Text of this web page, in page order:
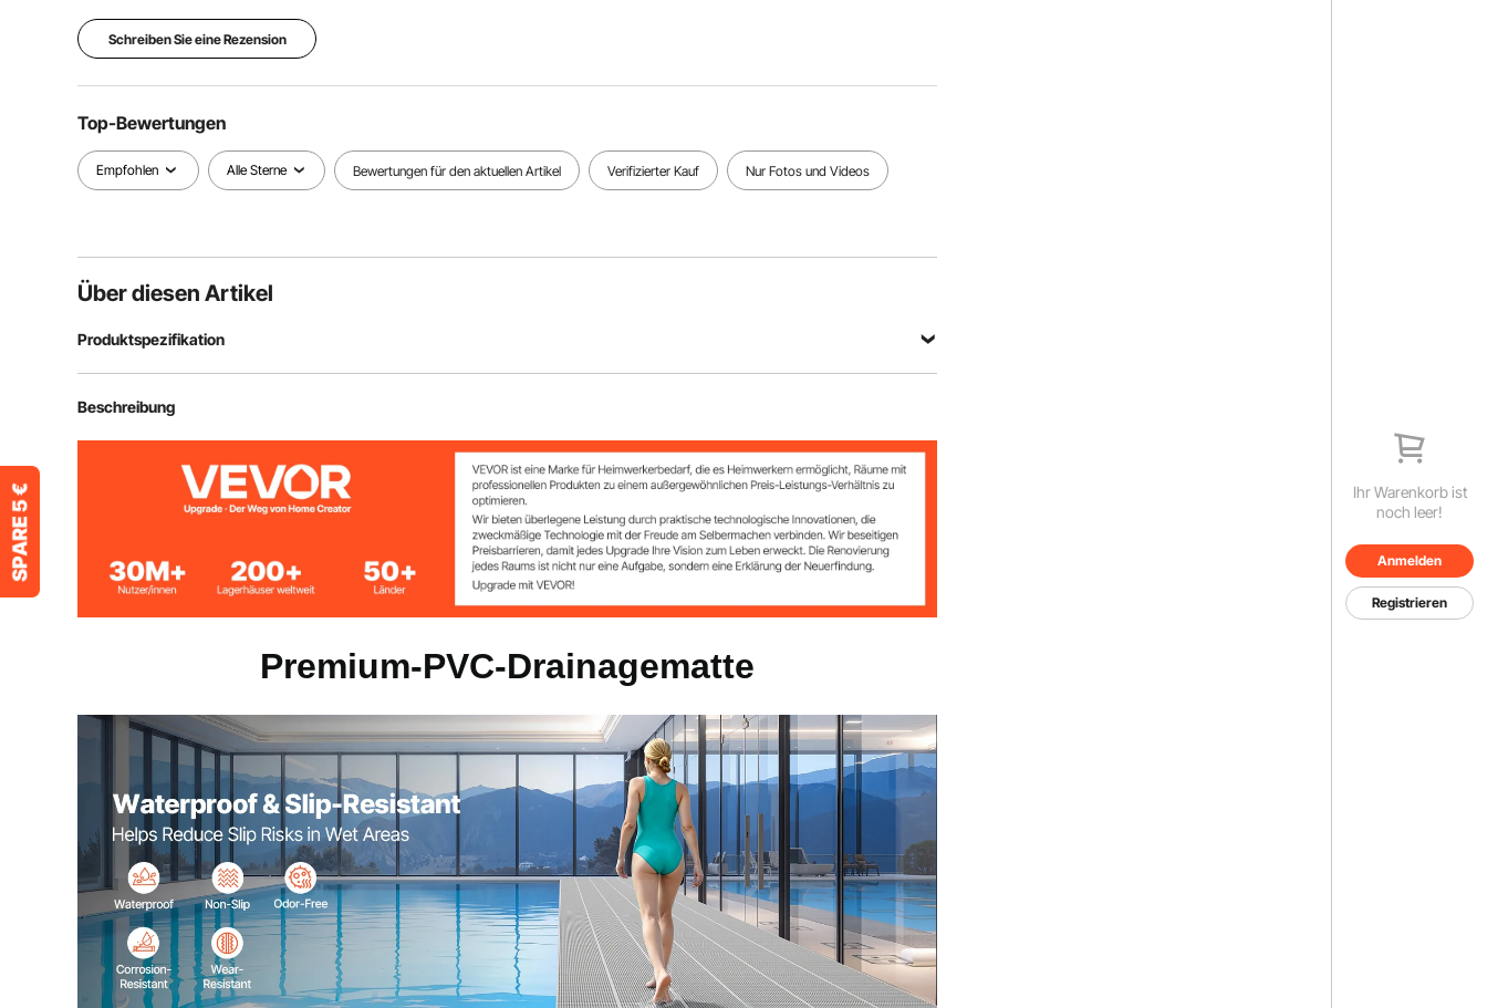
Ihr Warenkorb ist
noch leer!
Anmelden
Registrieren
Schreiben Sie eine Rezension
Top-Bewertungen
Empfohlen Alle Sterne Bewertungen für den aktuellen Artikel Verifizierter Kauf Nur Fotos und Videos
Über diesen Artikel
Produktspezifikation
Artikelmodellnummer
Beschreibung
Premium-PVC-Drainagematte